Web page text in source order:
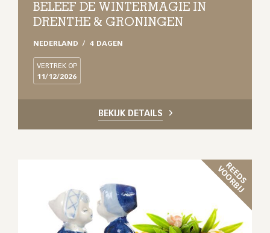
BELEEF DE WINTERMAGIE IN
DRENTHE & GRONINGEN
NEDERLAND 4 DAGEN
VERTREK OP
11/12/2026
BEKIJK DETAILS
R
E
E
D
S
V
O
O
R
B
I
J